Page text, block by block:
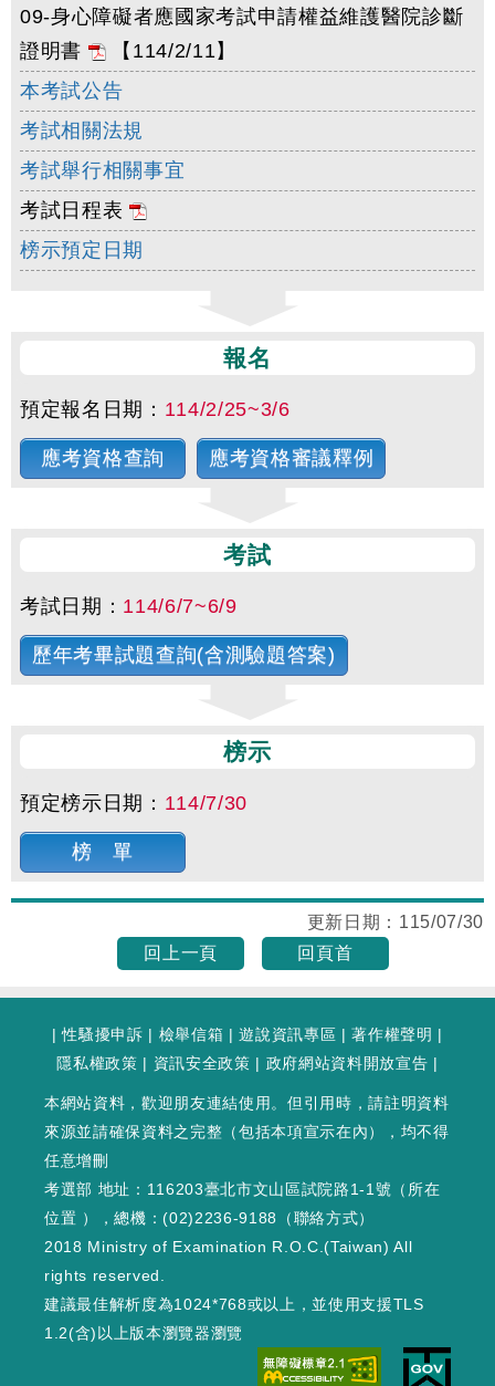
09-身心障礙者應國家考試申請權益維護醫院診斷
證明書
【114/2/11】
本考試公告
考試相關法規
考試舉行相關事宜
考試日程表
榜示預定日期
報名
預定報名日期： 114/2/25~3/6
應考資格查詢 應考資格審議釋例
考試
考試日期： 114/6/7~6/9
歷年考畢試題查詢(含測驗題答案)
榜示
預定榜示日期： 114/7/30
榜 單
更新日期： 115/07/30
回上一頁
回頁首
|性騷擾申訴 | 檢舉信箱 |遊說資訊專區 |著作權聲明 |
隱私權政策 | 資訊安全政策 | 政府網站資料開放宣告 |
本網站資料，歡迎朋友連結使用。但引用時，請註明資料
來源並請確保資料之完整（包括本項宣示在內），均不得
任意增刪
考選部 地址：116203臺北市文山區試院路1-1號（ 所在
位置 ），總機：(02)2236-9188（聯絡方式）
2018 Ministry of Examination R.O.C.(Taiwan) All
rights reserved.
建議最佳解析度為1024*768或以上，並使用支援TLS
1.2(含)以上版本瀏覽器瀏覽